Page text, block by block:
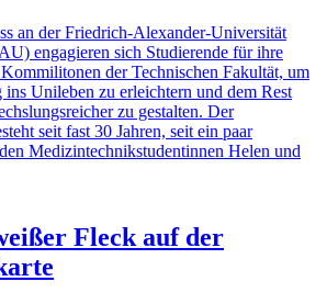
an der Friedrich-Alexander-Universität
engagieren sich Studierende für ihre
der Technischen Fakultät, um
ins Unileben zu erleichtern und dem Rest
zu gestalten. Der
seit fast 30 Jahren, seit ein paar
Medizintechnikstudentinnen Helen und
Fleck auf der